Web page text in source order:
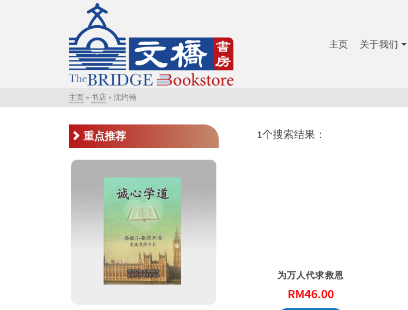
主页 关于我们
主页 » 书店 » 沈约翰
1个搜索结果：
为万人代求救恩
RM46.00
重点推荐